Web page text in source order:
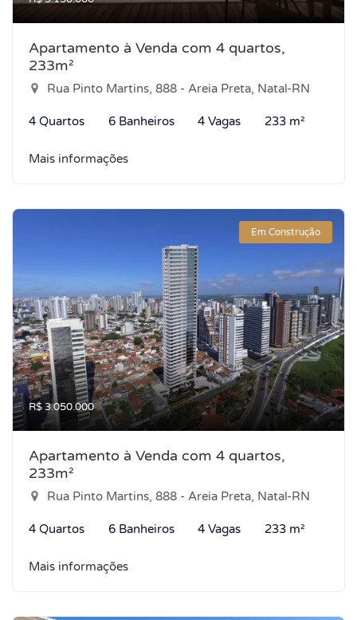
Apartamento à Venda com 4 quartos,
233m²
Rua Pinto Martins, 888 - Areia Preta, Natal-RN
4 Quartos 6 Banheiros 4 Vagas 233 m²
Mais informações
Em Construção
R$ 3.050.000
Apartamento à Venda com 4 quartos,
233m²
Rua Pinto Martins, 888 - Areia Preta, Natal-RN
4 Quartos 6 Banheiros 4 Vagas 233 m²
Mais informações